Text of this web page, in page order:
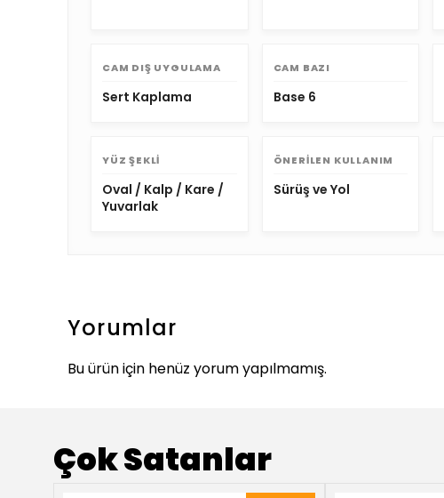
CAM DIŞ UYGULAMA
Sert Kaplama
CAM BAZI
Base 6
YÜZ ŞEKLI
Oval / Kalp / Kare /
Yuvarlak
ÖNERILEN KULLANIM
Sürüş ve Yol
Yorumlar
Bu ürün için henüz yorum yapılmamış.
Çok Satanlar